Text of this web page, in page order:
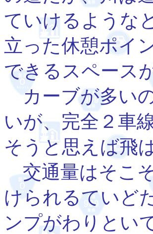
ていけるような
立った休憩ポイ
できるスペース
カーブが多い
いが、完全２車
そうと思えば飛
交通量はそこ
けられるていど
ンプがわりとい